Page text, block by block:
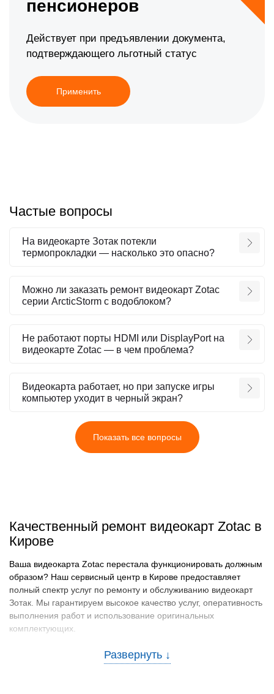
пенсионеров
Действует при предъявлении документа,
подтверждающего льготный статус
Применить
Частые вопросы
На видеокарте Зотак потекли
термопрокладки — насколько это опасно?
Можно ли заказать ремонт видеокарт Zotac
серии ArcticStorm с водоблоком?
Не работают порты HDMI или DisplayPort на
видеокарте Zotac — в чем проблема?
Видеокарта работает, но при запуске игры
компьютер уходит в черный экран?
Показать все вопросы
Качественный ремонт видеокарт Zotac в
Кирове
Ваша видеокарта Zotac перестала функционировать должным
образом? Наш сервисный центр в Кирове предоставляет
полный спектр услуг по ремонту и обслуживанию видеокарт
Зотак. Мы гарантируем высокое качество услуг, оперативность
выполнения работ и использование оригинальных
комплектующих.
Преимущества нашего сервиса